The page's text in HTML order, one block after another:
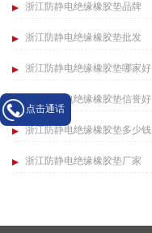
浙江防静电绝缘橡胶垫品牌
浙江防静电绝缘橡胶垫批发
浙江防静电绝缘橡胶垫哪家好
浙江防静电绝缘橡胶垫信誉好
浙江防静电绝缘橡胶垫多少钱
浙江防静电绝缘橡胶垫厂家
点击通话